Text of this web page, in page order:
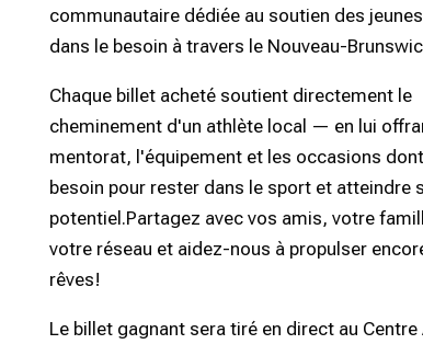
communautaire dédiée au soutien des
dans le besoin à travers le Nouveau-
Chaque billet acheté soutient directement le
cheminement d'un athlète local — en lui
mentorat, l'équipement et les occasions
besoin pour rester dans le sport et atteindre
potentiel.Partagez avec vos amis, votre
votre réseau et aidez-nous à propulser
rêves!
Le billet gagnant sera tiré en direct au Centre